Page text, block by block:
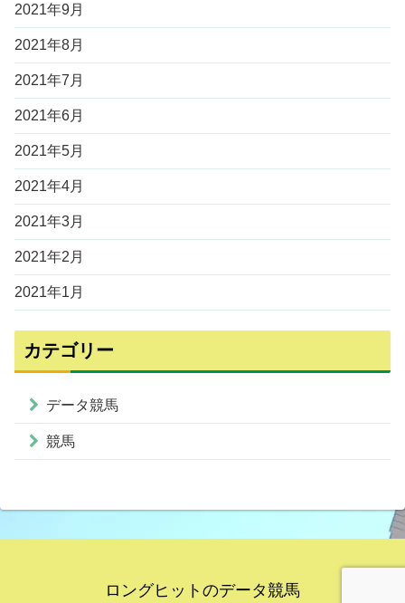
2021年9月
2021年8月
2021年7月
2021年6月
2021年5月
2021年4月
2021年3月
2021年2月
2021年1月
カテゴリー
データ競馬
競馬
ロングヒットのデータ競馬